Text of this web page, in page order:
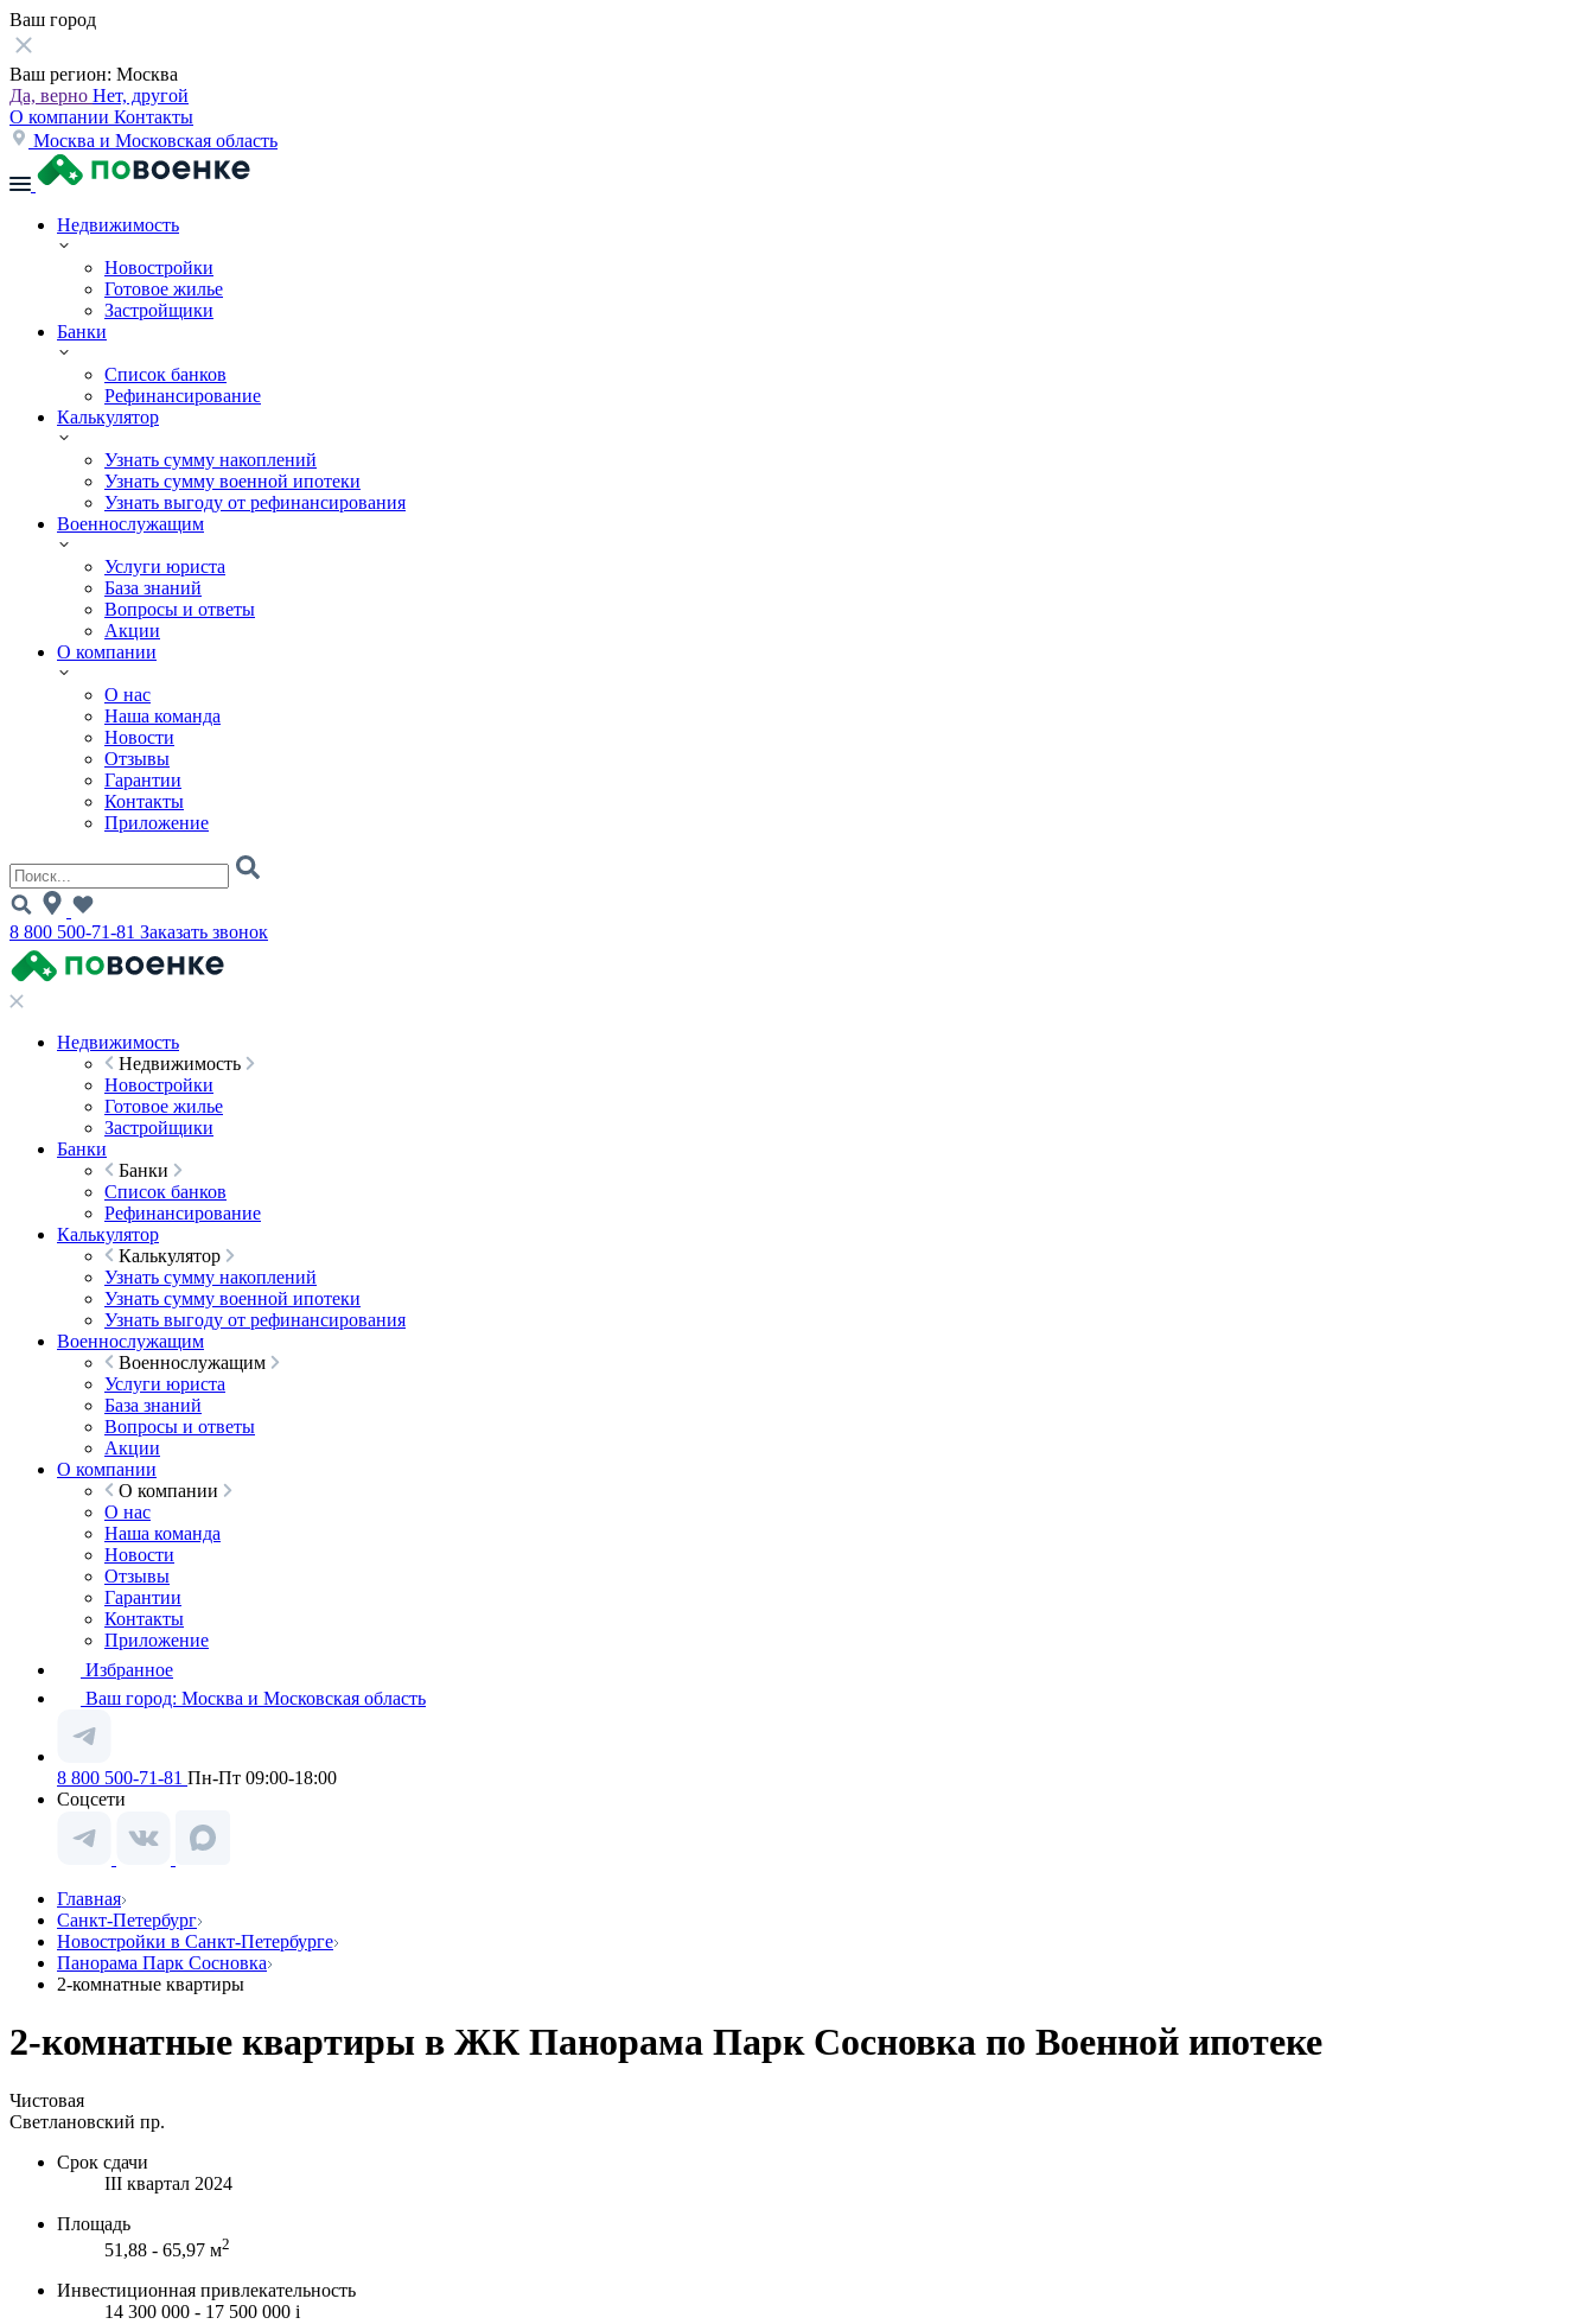
Ваш город
Ваш регион: Москва
Да, верно Нет, другой
О компании Контакты
Москва и Московская область
Недвижимость
Новостройки
Готовое жилье
Застройщики
Банки
Список банков
Рефинансирование
Калькулятор
Узнать сумму накоплений
Узнать сумму военной ипотеки
Узнать выгоду от рефинансирования
Военнослужащим
Услуги юриста
База знаний
Вопросы и ответы
Акции
О компании
О нас
Наша команда
Новости
Отзывы
Гарантии
Контакты
Приложение
8 800 500-71-81 Заказать звонок
Недвижимость
Недвижимость
Новостройки
Готовое жилье
Застройщики
Банки
Банки
Список банков
Рефинансирование
Калькулятор
Калькулятор
Узнать сумму накоплений
Узнать сумму военной ипотеки
Узнать выгоду от рефинансирования
Военнослужащим
Военнослужащим
Услуги юриста
База знаний
Вопросы и ответы
Акции
О компании
О компании
О нас
Наша команда
Новости
Отзывы
Гарантии
Контакты
Приложение
Избранное
Ваш город: Москва и Московская область
8 800 500-71-81 Пн-Пт 09:00-18:00
Соцсети
Главная
Санкт-Петербург
Новостройки в Санкт-Петербурге
Панорама Парк Сосновка
2-комнатные квартиры
2-комнатные квартиры в ЖК Панорама Парк Сосновка по Военной ипотеке
Чистовая
Светлановский пр.
Срок сдачи
III квартал 2024
Площадь
51,88 - 65,97 м2
Инвестиционная привлекательность
14 300 000 - 17 500 000 i